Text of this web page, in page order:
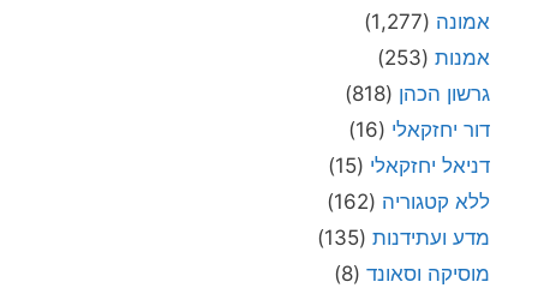
אמונה (1,277)
אמנות (253)
גרשון הכהן (818)
דור יחזקאלי (16)
דניאל יחזקאלי (15)
ללא קטגוריה (162)
מדע ועתידנות (135)
מוסיקה וסאונד (8)